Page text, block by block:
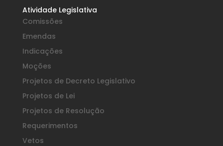
Atividade Legislativa
Comissões
Emendas
Indicações
Moções
Projetos de Decreto Legislativo
Projetos de Lei
Projetos de Resolução
Requerimentos
Vetos